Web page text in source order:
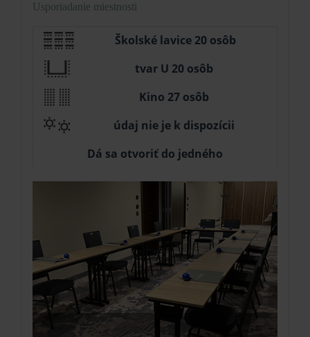
Usporiadanie miestnosti
Školské lavice 20 osôb
tvar U 20 osôb
Kino 27 osôb
údaj nie je k dispozícii
Dá sa otvoriť do jedného